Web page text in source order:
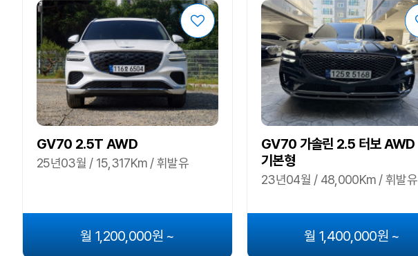
GV70 2.5T AWD
25년03월 / 15,317Km / 휘발유
월 1,200,000원 ~
GV70 가솔린 2.5 터보 AWD
기본형
23년04월 / 48,000Km / 휘발유
월 1,400,000원 ~